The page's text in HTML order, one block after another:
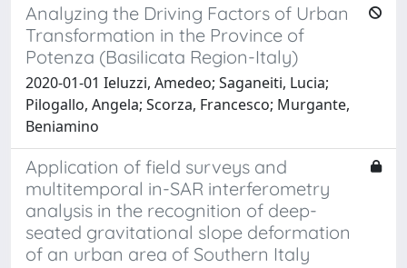
Analyzing the Driving Factors of Urban
Transformation in the Province of
Potenza (Basilicata Region-Italy)
2020-01-01 Ieluzzi, Amedeo; Saganeiti, Lucia;
Pilogallo, Angela; Scorza, Francesco; Murgante,
Beniamino
Application of field surveys and
multitemporal in-SAR interferometry
analysis in the recognition of deep-
seated gravitational slope deformation
of an urban area of Southern Italy